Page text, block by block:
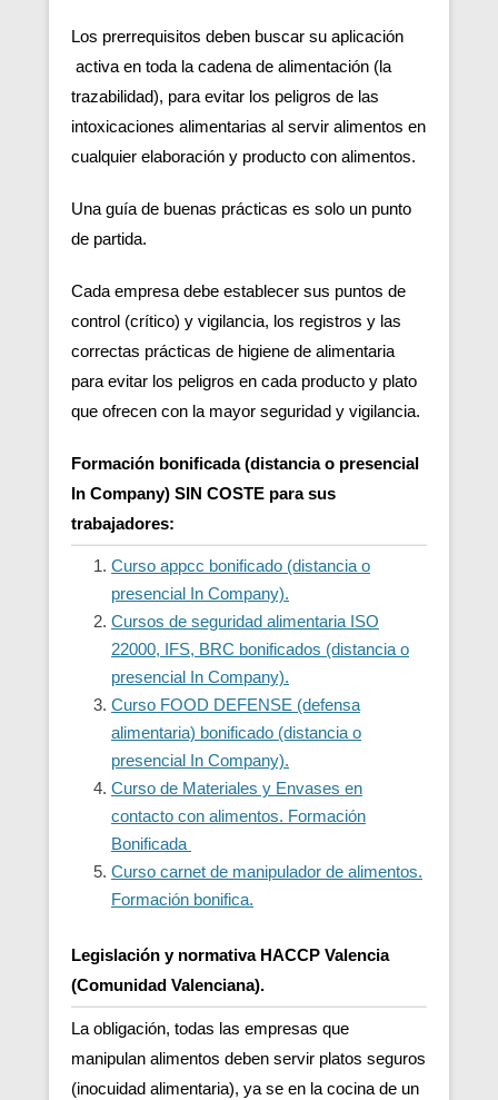
Los prerrequisitos deben buscar su aplicación
activa en toda la cadena de alimentación (la
trazabilidad), para evitar los peligros de las
intoxicaciones alimentarias al servir alimentos en
cualquier elaboración y producto con alimentos.
Una guía de buenas prácticas es solo un punto
de partida.
Cada empresa debe establecer sus puntos de
control (crítico) y vigilancia, los registros y las
correctas prácticas de higiene de alimentaria
para evitar los peligros en cada producto y plato
que ofrecen con la mayor seguridad y vigilancia.
Formación bonificada (distancia o presencial
In Company) SIN COSTE para sus
trabajadores:
Curso appcc bonificado (distancia o
presencial In Company).
Cursos de seguridad alimentaria ISO
22000, IFS, BRC bonificados (distancia o
presencial In Company).
Curso FOOD DEFENSE (defensa
alimentaria) bonificado (distancia o
presencial In Company).
Curso de Materiales y Envases en
contacto con alimentos. Formación
Bonificada
Curso carnet de manipulador de alimentos.
Formación bonifica.
Legislación y normativa HACCP Valencia
(Comunidad Valenciana).
La obligación, todas las empresas que
manipulan alimentos deben servir platos seguros
(inocuidad alimentaria), ya se en la cocina de un